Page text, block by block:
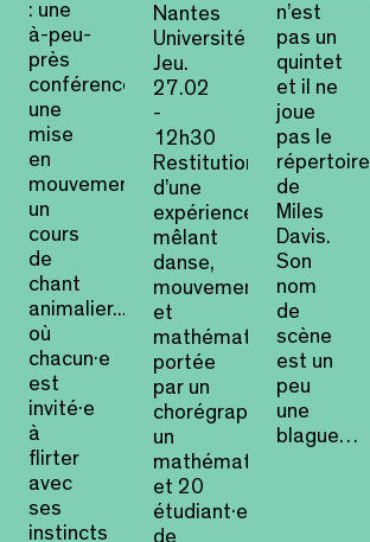
: une
à-peu-
près
conférence,
une
mise
en
mouvement,
un
cours
de
chant
animalier...
où
chacun·e
est
invité·e
à
flirter
avec
ses
instincts
Nantes
Université
Jeu.
27.02
-
12h30
Restitution
d’une
expérience
mêlant
danse,
mouvements
et
mathématiques,
portée
par un
chorégraphe,
un
mathématicien
et 20
étudiant·es
de
n’est
pas un
quintet
et il ne
joue
pas le
répertoire
de
Miles
Davis.
Son
nom
de
scène
est un
peu
une
blague…